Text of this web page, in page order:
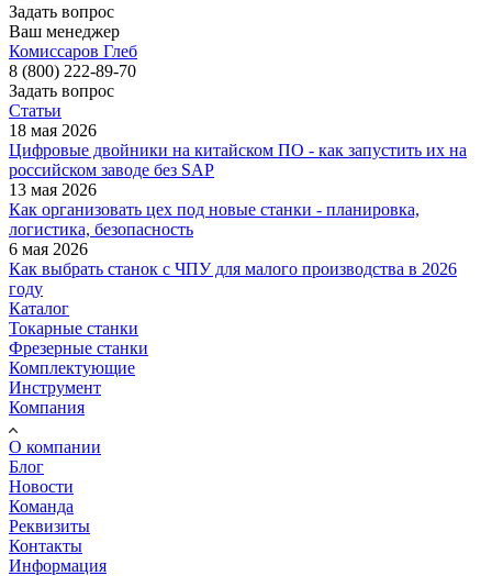
Задать вопрос
Ваш менеджер
Комиссаров Глеб
8 (800) 222-89-70
Задать вопрос
Статьи
18 мая 2026
Цифровые двойники на китайском ПО - как запустить их на
российском заводе без SAP
13 мая 2026
Как организовать цех под новые станки - планировка,
логистика, безопасность
6 мая 2026
Как выбрать станок с ЧПУ для малого производства в 2026
году
Каталог
Токарные станки
Фрезерные станки
Комплектующие
Инструмент
Компания
О компании
Блог
Новости
Команда
Реквизиты
Контакты
Информация